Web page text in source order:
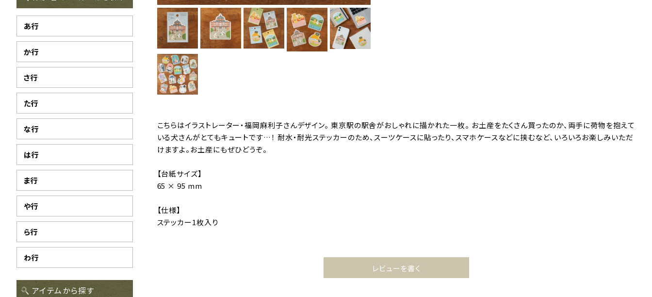
あ行
か行
さ行
た行
な行
は行
ま行
や行
ら行
わ行
アイテムから探す
こちらはイラストレーター・福岡麻利子さんデザイン。 東京駅の駅舎がおしゃれに描かれた一枚。 お土産をたくさん買ったのか、両手に荷物を抱えて
いる犬さんがとてもキュートです…！ 耐水・耐光ステッカーのため、スーツケースに貼ったり、スマホケースなどに挟むなど、いろいろお楽しみいただ
けますよ。お土産にもぜひどうぞ。
【台紙サイズ】
65 × 95 mm
【仕様】
ステッカー1枚入り
レビューを書く